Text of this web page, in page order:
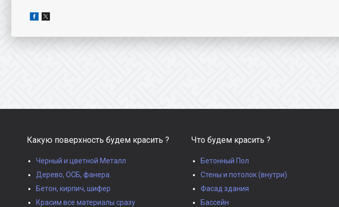
Какую поверхность будем красить ?
Черный и цветной Металл
Дерево, ОСБ, фанера.
Бетон, кирпич, шифер
Красим все материалы сразу
Что будем красить ?
Бетонный Пол
Стены и потолок (внутри)
Фасад здания
Бассейн